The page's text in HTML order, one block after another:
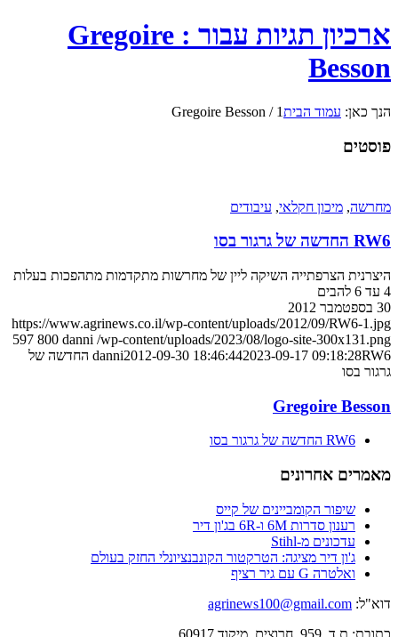
ארכיון תגיות עבור : Gregoire
Besson
הנך כאן: עמוד הבית1
/
Gregoire Besson
פוסטים
מחרשה, מיכון חקלאי, עיבודים
RW6 החדשה של גרגור בסו
היצרנית הצרפתייה השיקה ליין של מחרשות מתקדמות מתהפכות בעלות
4 עד 6 להבים
30 בספטמבר 2012
https://www.agrinews.co.il/wp-content/uploads/2012/09/RW6-1.jpg
597 800 danni /wp-content/uploads/2023/08/logo-site-300x131.png
danni2012-09-30 18:46:442023-09-17 09:18:28
RW6 החדשה של
גרגור בסו
Gregoire Besson
RW6 החדשה של גרגור בסו
מאמרים אחרונים
שיפור הקומביינים של קייס
רענון סדרות 6M ו-6R בג'ון דיר
עדכונים מ-Stihl
ג'ון דיר מציגה: הטרקטור הקונבנציונלי החזק בעולם
ואלטרה G עם גיר רציף
דוא"ל: agrinews100@gmail.com
כתובת: ת.ד. 959, חרוצים, מיקוד 60917